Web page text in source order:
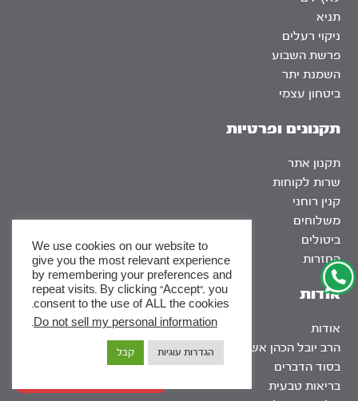
אודות
אודות
הרב יובל הכהן אשרוב
בסוד הדברים
בריאות טבעית
תניא
ניקוי רעלים
פרשת השבוע
השמנת יתר
ביטחון עצמי
תקנונים ופרטיות
תקנון אתר
שרות לקוחות
קנין רוחני
משלוחים
ביטולים
החזרות
We use cookies on our website to
give you the most relevant experience
by remembering your preferences and
repeat visits. By clicking “Accept”, you
consent to the use of ALL the cookies.
Do not sell my personal information
.
הגדרות עוגיות קבל
x